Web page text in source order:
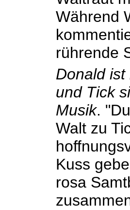
Während
rührende
Donald
und Tick
Musik.
Walt zu
Kuss
rosa